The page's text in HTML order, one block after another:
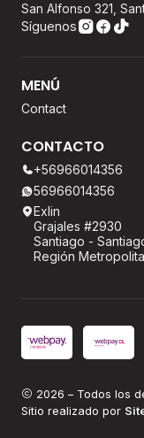
San Alfonso 321,
Síguenos
MENÚ
Contact
CONTACTO
+56966014356
56966014356
Exlin
Grajales #2930
Santiago -
Región
2026 – Todos los
Sitio realizado por